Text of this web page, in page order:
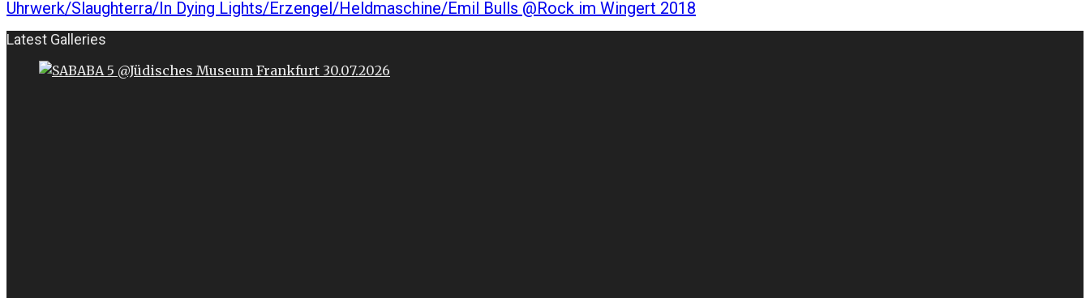
Uhrwerk/Slaughterra/In Dying Lights/Erzengel/Heldmaschine/Emil Bulls @Rock im Wingert 2018
Latest Galleries